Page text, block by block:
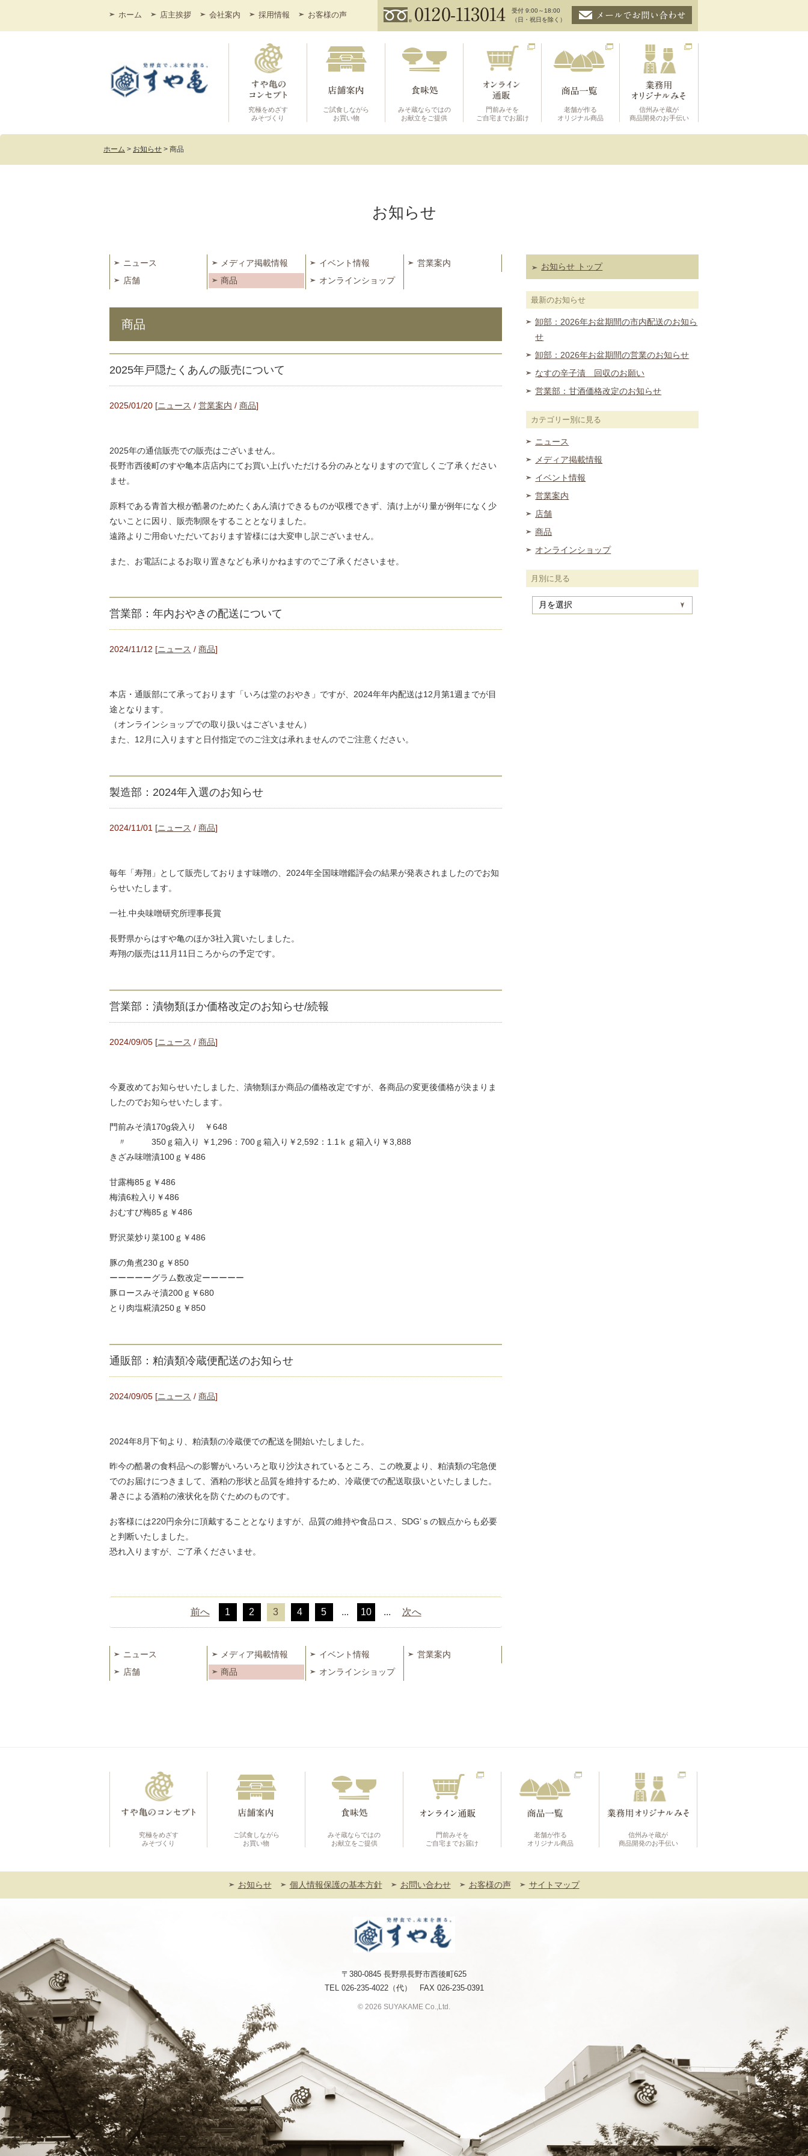
ホーム 店主挨拶 会社案内 採用情報 お客様の声
受付 9:00～18:00
（日・祝日を除く）
究極をめざす
みそづくり
ご試食しながら
お買い物
みそ蔵ならではの
お献立をご提供
門前みそを
ご自宅までお届け
老舗が作る
オリジナル商品
信州みそ蔵が
商品開発のお手伝い
ホーム > お知らせ > 商品
お知らせ
ニュース メディア掲載情報 イベント情報
営業案内
店舗
商品 オンラインショップ
商品
2025年戸隠たくあんの販売について
2025/01/20 [ニュース / 営業案内 / 商品]
2025年の通信販売での販売はございません。
長野市西後町のすや亀本店店内にてお買い上げいただける分のみとなりますので宜しくご了承ください
ませ。
原料である青首大根が酷暑のためたくあん漬けできるものが収穫できず、漬け上がり量が例年になく少
ないことに因り、販売制限をすることとなりました。
遠路よりご用命いただいております皆様には大変申し訳ございません。
また、お電話によるお取り置きなども承りかねますのでご了承くださいませ。
営業部：年内おやきの配送について
2024/11/12 [ニュース / 商品]
本店・通販部にて承っております「いろは堂のおやき」ですが、2024年年内配送は12月第1週までが目
途となります。
（オンラインショップでの取り扱いはございません）
また、12月に入りますと日付指定でのご注文は承れませんのでご注意ください。
製造部：2024年入選のお知らせ
2024/11/01 [ニュース / 商品]
毎年「寿翔」として販売しております味噌の、2024年全国味噌鑑評会の結果が発表されましたのでお知
らせいたします。
一社.中央味噌研究所理事長賞
長野県からはすや亀のほか3社入賞いたしました。
寿翔の販売は11月11日ころからの予定です。
営業部：漬物類ほか価格改定のお知らせ/続報
2024/09/05 [ニュース / 商品]
今夏改めてお知らせいたしました、漬物類ほか商品の価格改定ですが、各商品の変更後価格が決まりま
したのでお知らせいたします。
門前みそ漬170g袋入り ￥648
〃 350ｇ箱入り ￥1,296：700ｇ箱入り￥2,592：1.1ｋｇ箱入り￥3,888
きざみ味噌漬100ｇ￥486
甘露梅85ｇ￥486
梅漬6粒入り￥486
おむすび梅85ｇ￥486
野沢菜炒り菜100ｇ￥486
豚の角煮230ｇ￥850
ーーーーーグラム数改定ーーーーー
豚ロースみそ漬200ｇ￥680
とり肉塩糀漬250ｇ￥850
通販部：粕漬類冷蔵便配送のお知らせ
2024/09/05 [ニュース / 商品]
2024年8月下旬より、粕漬類の冷蔵便での配送を開始いたしました。
昨今の酷暑の食料品への影響がいろいろと取り沙汰されているところ、この晩夏より、粕漬類の宅急便
でのお届けにつきまして、酒粕の形状と品質を維持するため、冷蔵便での配送取扱いといたしました。
暑さによる酒粕の液状化を防ぐためのものです。
お客様には220円余分に頂戴することとなりますが、品質の維持や食品ロス、SDG’ｓの観点からも必要
と判断いたしました。
恐れ入りますが、ご了承くださいませ。
前へ 1 2 3 4 5 ... 10 ... 次へ
ニュース メディア掲載情報 イベント情報
営業案内
店舗
商品 オンラインショップ
お知らせ トップ
最新のお知らせ
卸部：2026年お盆期間の市内配送のお知ら
せ
卸部：2026年お盆期間の営業のお知らせ
なすの辛子漬 回収のお願い
営業部：甘酒価格改定のお知らせ
カテゴリー別に見る
ニュース
メディア掲載情報
イベント情報
営業案内
店舗
商品
オンラインショップ
月別に見る
月
別
究極をめざす
みそづくり
ご試食しながら
お買い物
みそ蔵ならではの
お献立をご提供
門前みそを
ご自宅までお届け
老舗が作る
オリジナル商品
信州みそ蔵が
商品開発のお手伝い
お知らせ 個人情報保護の基本方針 お問い合わせ お客様の声 サイトマップ
〒380-0845 長野県長野市西後町625
TEL 026-235-4022（代） FAX 026-235-0391
© 2026 SUYAKAME Co.,Ltd.